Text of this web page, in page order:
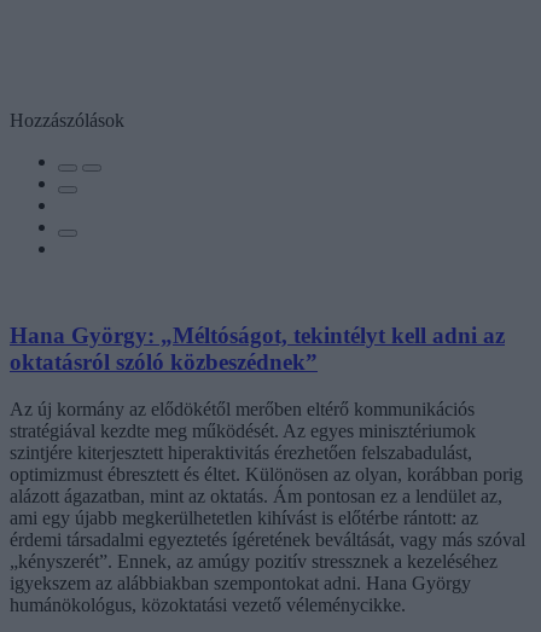
Hozzászólások
Hana György: „Méltóságot, tekintélyt kell adni az
oktatásról szóló közbeszédnek”
Az új kormány az elődökétől merőben eltérő kommunikációs
stratégiával kezdte meg működését. Az egyes minisztériumok
szintjére kiterjesztett hiperaktivitás érezhetően felszabadulást,
optimizmust ébresztett és éltet. Különösen az olyan, korábban porig
alázott ágazatban, mint az oktatás. Ám pontosan ez a lendület az,
ami egy újabb megkerülhetetlen kihívást is előtérbe rántott: az
érdemi társadalmi egyeztetés ígéretének beváltását, vagy más szóval
„kényszerét”. Ennek, az amúgy pozitív stressznek a kezeléséhez
igyekszem az alábbiakban szempontokat adni. Hana György
humánökológus, közoktatási vezető véleménycikke.